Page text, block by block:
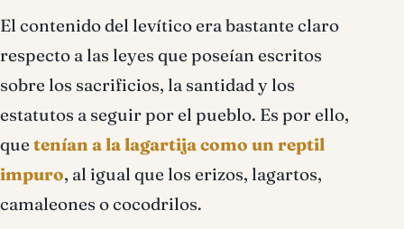
El contenido del levítico era bastante claro
respecto a las leyes que poseían escritos
sobre los sacrificios, la santidad y los
estatutos a seguir por el pueblo. Es por ello,
que tenían a la lagartija como un reptil
impuro, al igual que los erizos, lagartos,
camaleones o cocodrilos.